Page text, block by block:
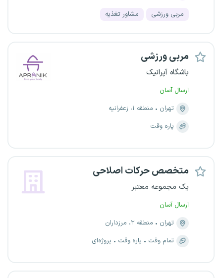
مربی ورزشی مشاور تغذیه
مربی ورزشی
باشگاه آپرانیک
ارسال آسان
تهران
منطقه ۱، زعفرانیه
پاره وقت
متخصص حرکات اصلاحی
یک مجموعه معتبر
ارسال آسان
تهران
منطقه ۲، مرزداران
تمام وقت
پاره وقت پروژه‌ای